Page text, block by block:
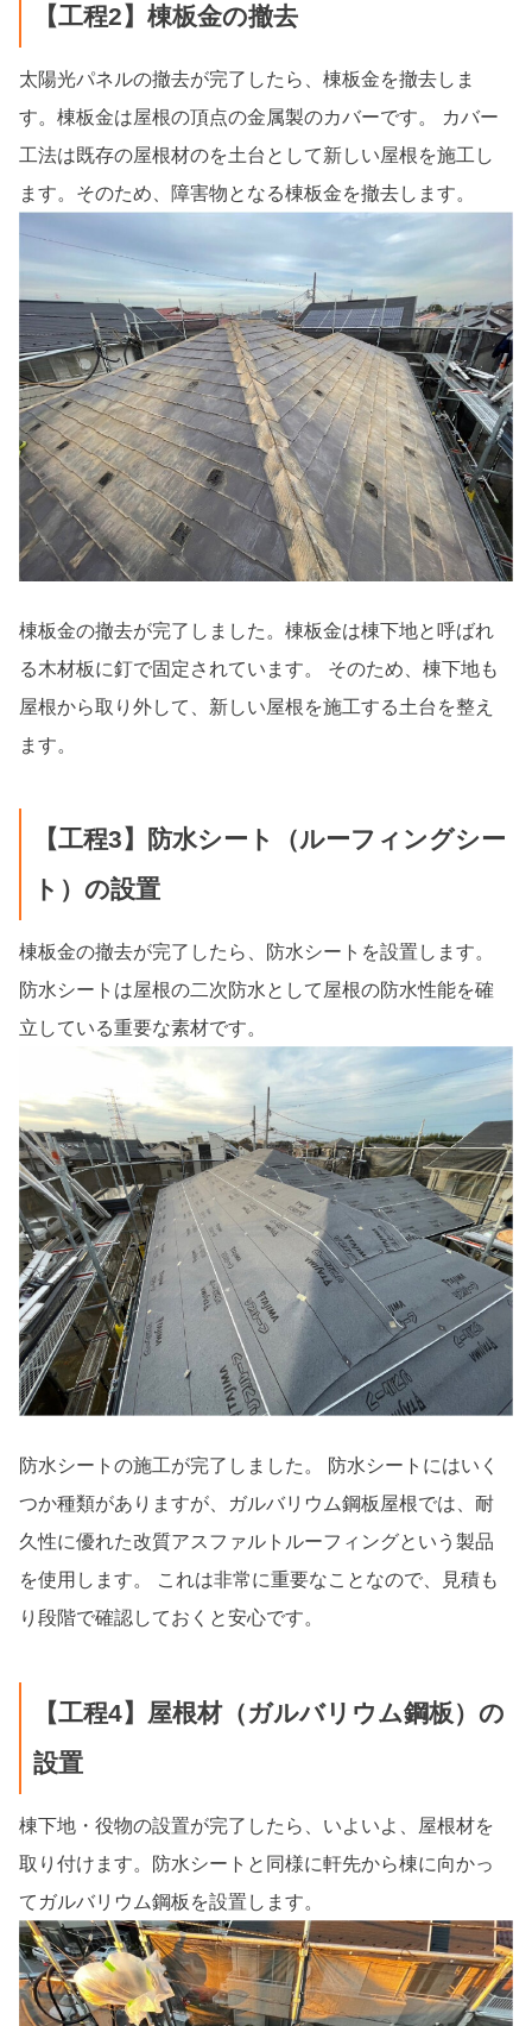
【工程2】棟板金の撤去
太陽光パネルの撤去が完了したら、棟板金を撤去しま
す。棟板金は屋根の頂点の金属製のカバーです。 カバー
工法は既存の屋根材のを土台として新しい屋根を施工し
ます。そのため、障害物となる棟板金を撤去します。
棟板金の撤去が完了しました。棟板金は棟下地と呼ばれ
る木材板に釘で固定されています。 そのため、棟下地も
屋根から取り外して、新しい屋根を施工する土台を整え
ます。
【工程3】防水シート（ルーフィングシー
ト）の設置
棟板金の撤去が完了したら、防水シートを設置します。
防水シートは屋根の二次防水として屋根の防水性能を確
立している重要な素材です。
防水シートの施工が完了しました。 防水シートにはいく
つか種類がありますが、ガルバリウム鋼板屋根では、耐
久性に優れた改質アスファルトルーフィングという製品
を使用します。 これは非常に重要なことなので、見積も
り段階で確認しておくと安心です。
【工程4】屋根材（ガルバリウム鋼板）の
設置
棟下地・役物の設置が完了したら、いよいよ、屋根材を
取り付けます。防水シートと同様に軒先から棟に向かっ
てガルバリウム鋼板を設置します。